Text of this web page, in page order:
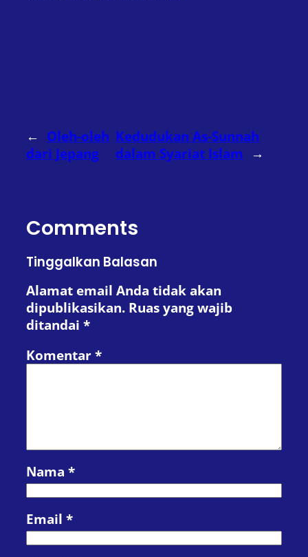
← Oleh-oleh
dari Jepang
Kedudukan As-Sunnah
dalam Syariat Islam →
Comments
Tinggalkan Balasan
Alamat email Anda tidak akan
dipublikasikan. Ruas yang wajib
ditandai *
Komentar *
Nama *
Email *